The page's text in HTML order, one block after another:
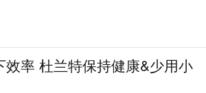
率 杜兰特保持健康&少用小